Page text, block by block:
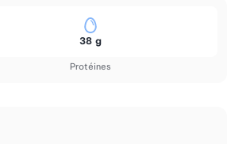
Protéines
38 g